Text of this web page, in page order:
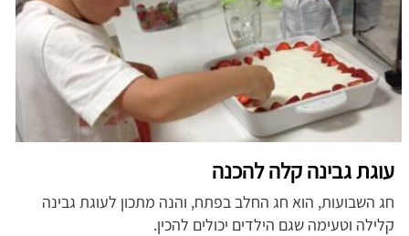
עוגת גבינה קלה להכנה
חג השבועות, הוא חג החלב בפתח, והנה מתכון לעוגת גבינה
קלילה וטעימה שגם הילדים יכולים להכין.